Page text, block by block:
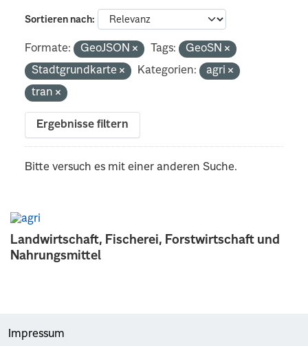
Landwirtschaft, Fischerei, Forstwirtschaft und
Nahrungsmittel
Sortieren nach
Formate: GeoJSON Tags:
GeoSN
Stadtgrundkarte
Kategorien:
agri
tran
Ergebnisse filtern
Bitte versuch es mit einer anderen Suche.
Impressum